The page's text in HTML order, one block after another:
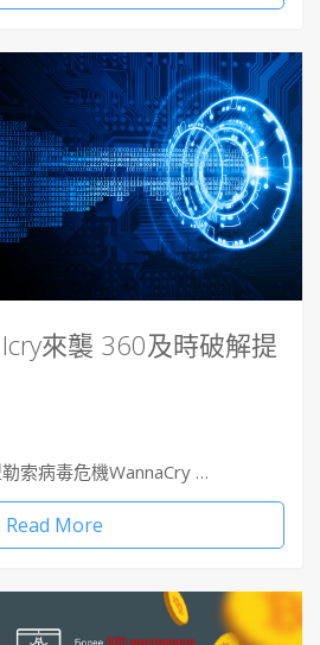
來襲 360及時破解提
索病毒危機WannaCry …
Read More